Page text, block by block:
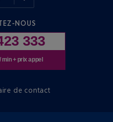
NOUS
333
min + prix appel
de contact